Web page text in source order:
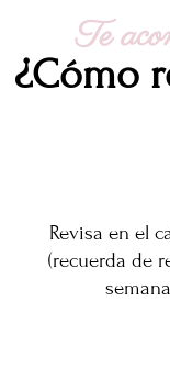
Te
¿Cómo
Revisa en el
(recuerda de